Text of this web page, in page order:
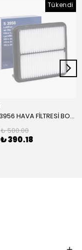
Tükendi
1457433956 HAVA FİLTRESİ BOSCH
₺ 500.00
₺ 390.18